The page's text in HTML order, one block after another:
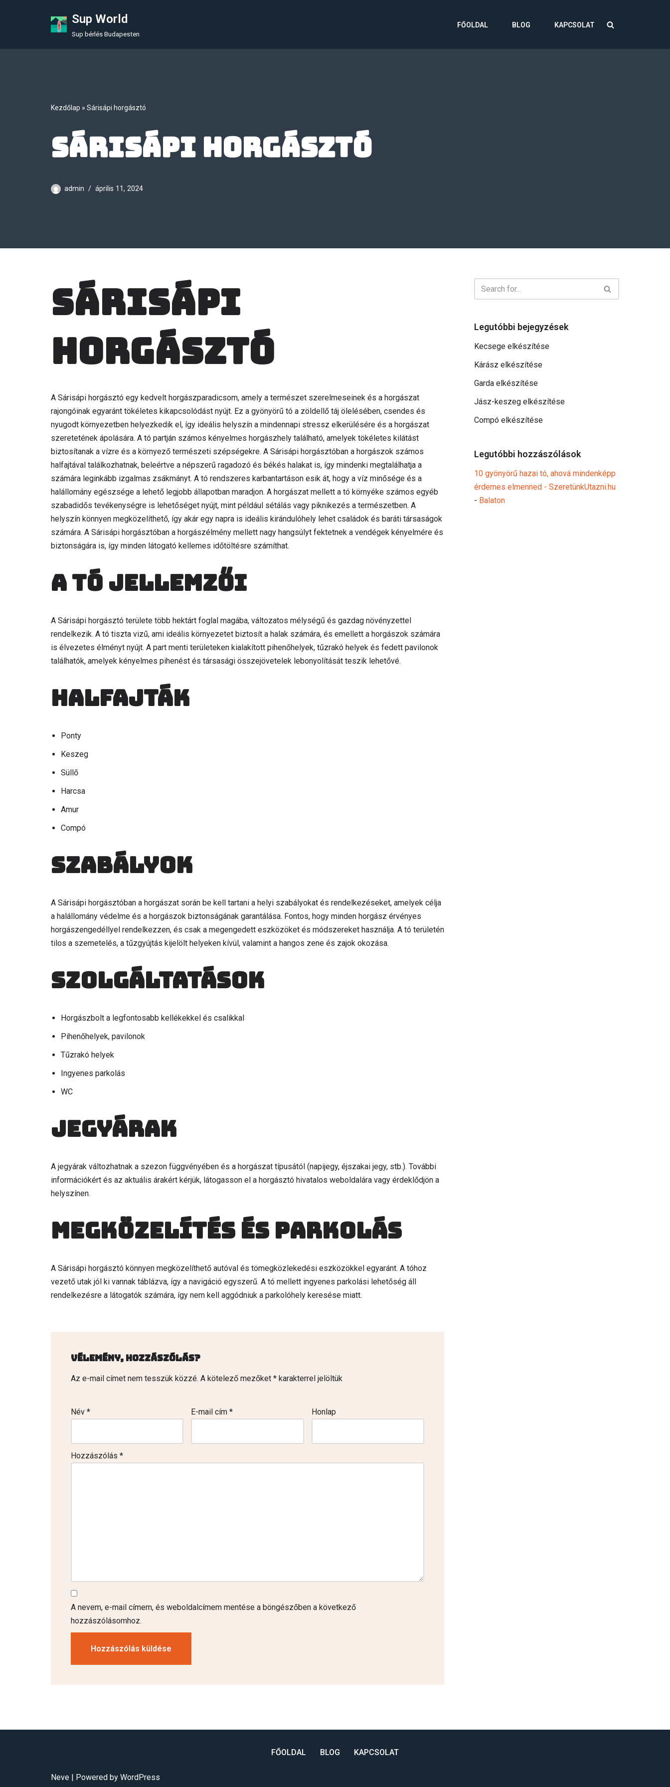
Sup World
Sup bérlés Budapesten
FŐOLDAL BLOG KAPCSOLAT
Kezdőlap » Sárisápi horgásztó
Sárisápi horgásztó
admin április 11, 2024
Sárisápi
horgásztó
A Sárisápi horgásztó egy kedvelt horgászparadicsom, amely a természet szerelmeseinek és a horgászat
rajongóinak egyaránt tökéletes kikapcsolódást nyújt. Ez a gyönyörű tó a zöldellő táj ölelésében, csendes és
nyugodt környezetben helyezkedik el, így ideális helyszín a mindennapi stressz elkerülésére és a horgászat
szeretetének ápolására. A tó partján számos kényelmes horgászhely található, amelyek tökéletes kilátást
biztosítanak a vízre és a környező természeti szépségekre. A Sárisápi horgásztóban a horgászok számos
halfajtával találkozhatnak, beleértve a népszerű ragadozó és békés halakat is, így mindenki megtalálhatja a
számára leginkább izgalmas zsákmányt. A tó rendszeres karbantartáson esik át, hogy a víz minősége és a
halállomány egészsége a lehető legjobb állapotban maradjon. A horgászat mellett a tó környéke számos egyéb
szabadidős tevékenységre is lehetőséget nyújt, mint például sétálás vagy piknikezés a természetben. A
helyszín könnyen megközelíthető, így akár egy napra is ideális kirándulóhely lehet családok és baráti társaságok
számára. A Sárisápi horgásztóban a horgászélmény mellett nagy hangsúlyt fektetnek a vendégek kényelmére és
biztonságára is, így minden látogató kellemes időtöltésre számíthat.
A tó jellemzői
A Sárisápi horgásztó területe több hektárt foglal magába, változatos mélységű és gazdag növényzettel
rendelkezik. A tó tiszta vizű, ami ideális környezetet biztosít a halak számára, és emellett a horgászok számára
is élvezetes élményt nyújt. A part menti területeken kialakított pihenőhelyek, tűzrakó helyek és fedett pavilonok
találhatók, amelyek kényelmes pihenést és társasági összejövetelek lebonyolítását teszik lehetővé.
Halfajták
Ponty
Keszeg
Süllő
Harcsa
Amur
Compó
Szabályok
A Sárisápi horgásztóban a horgászat során be kell tartani a helyi szabályokat és rendelkezéseket, amelyek célja
a halállomány védelme és a horgászok biztonságának garantálása. Fontos, hogy minden horgász érvényes
horgászengedéllyel rendelkezzen, és csak a megengedett eszközöket és módszereket használja. A tó területén
tilos a szemetelés, a tűzgyújtás kijelölt helyeken kívül, valamint a hangos zene és zajok okozása.
Szolgáltatások
Horgászbolt a legfontosabb kellékekkel és csalikkal
Pihenőhelyek, pavilonok
Tűzrakó helyek
Ingyenes parkolás
WC
Jegyárak
A jegyárak változhatnak a szezon függvényében és a horgászat típusától (napijegy, éjszakai jegy, stb.). További
információkért és az aktuális árakért kérjük, látogasson el a horgásztó hivatalos weboldalára vagy érdeklődjön a
helyszínen.
Megközelítés és parkolás
A Sárisápi horgásztó könnyen megközelíthető autóval és tömegközlekedési eszközökkel egyaránt. A tóhoz
vezető utak jól ki vannak táblázva, így a navigáció egyszerű. A tó mellett ingyenes parkolási lehetőség áll
rendelkezésre a látogatók számára, így nem kell aggódniuk a parkolóhely keresése miatt.
Vélemény, hozzászólás?
Az e-mail címet nem tesszük közzé. A kötelező mezőket * karakterrel jelöltük
Név * E-mail cím* Honlap
Hozzászólás *
A nevem, e-mail címem, és weboldalcímem mentése a böngészőben a következő
hozzászólásomhoz.
Legutóbbi bejegyzések
Kecsege elkészítése
Kárász elkészítése
Garda elkészítése
Jász-keszeg elkészítése
Compó elkészítése
Legutóbbi hozzászólások
10 gyönyörű hazai tó, ahová mindenképp
érdemes elmenned - SzeretünkUtazni.hu
- Balaton
FŐOLDAL BLOG KAPCSOLAT
Neve | Powered by WordPress